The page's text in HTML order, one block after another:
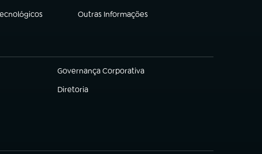
Outras Informações
(abre em nova aba)
Governança Corporativa
(abre em nova aba)
Diretoria
(abre em nova aba)